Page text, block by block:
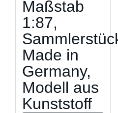
Maßstab
1:87,
Made in
Germany,
Modell aus
Kunststoff